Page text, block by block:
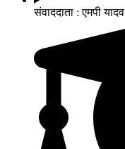
संवाददाता : एमपी यादव